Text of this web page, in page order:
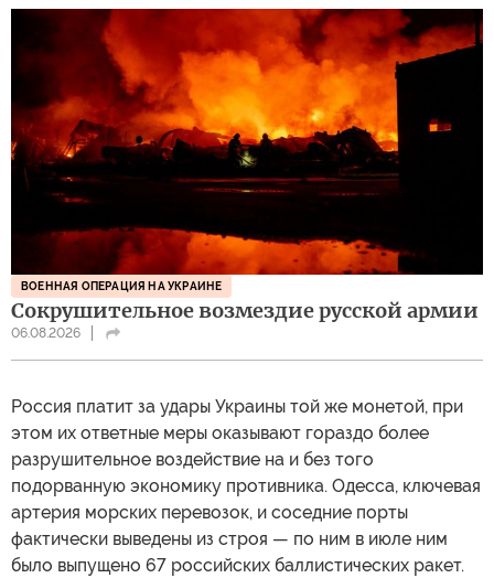
ВОЕННАЯ ОПЕРАЦИЯ НА УКРАИНЕ
Сокрушительное возмездие русской армии
06.08.2026
Россия платит за удары Украины той же монетой, при
этом их ответные меры оказывают гораздо более
разрушительное воздействие на и без того
подорванную экономику противника. Одесса, ключевая
артерия морских перевозок, и соседние порты
фактически выведены из строя — по ним в июле ним
было выпущено 67 российских баллистических ракет.